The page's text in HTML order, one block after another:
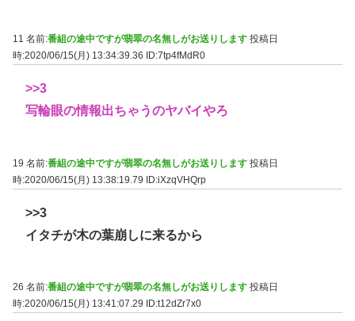
11 名前:番組の途中ですが翡翠の名無しがお送りします 投稿日
時:2020/06/15(月) 13:34:39.36
ID:7tp4fMdR0
>>3
写輪眼の情報出ちゃうのヤバイやろ
19 名前:番組の途中ですが翡翠の名無しがお送りします 投稿日
時:2020/06/15(月) 13:38:19.79 ID:iXzqVHQrp
>>3
イタチが木の葉崩しに来るから
26 名前:番組の途中ですが翡翠の名無しがお送りします 投稿日
時:2020/06/15(月) 13:41:07.29
ID:t12dZr7x0